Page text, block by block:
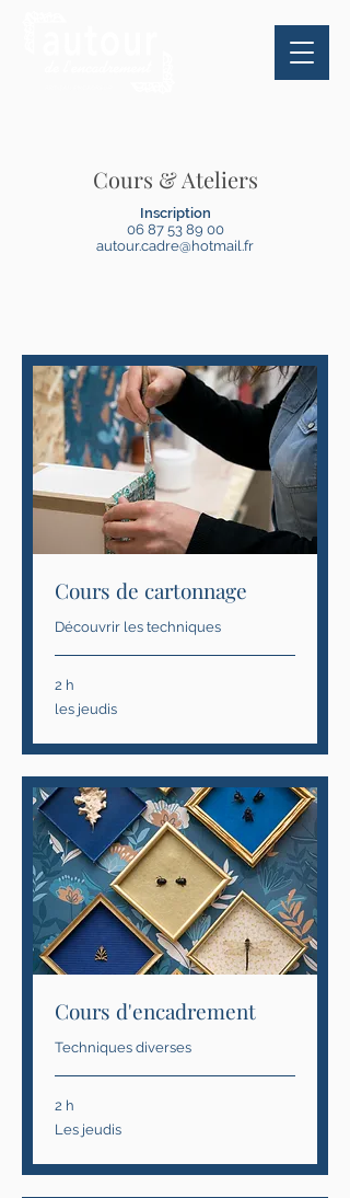
Cours & Ateliers
Inscription
06 87 53 89 00
autour.cadre@hotmail.fr
Cours de cartonnage
Découvrir les techniques
2 h
les
jeudis
les jeudis
Cours d'encadrement
Techniques diverses
2 h
Les
jeudis
Les jeudis